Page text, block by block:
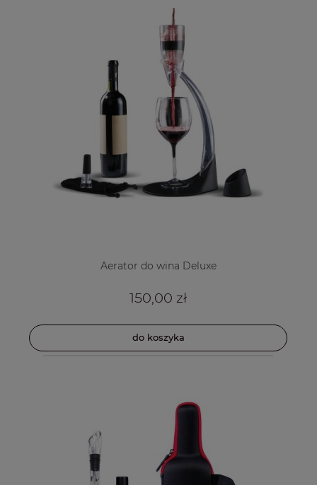
Aerator do wina Deluxe
150,00 zł
do koszyka